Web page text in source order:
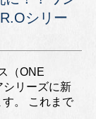
シリー
（ONE
シリーズに新
。 これまで